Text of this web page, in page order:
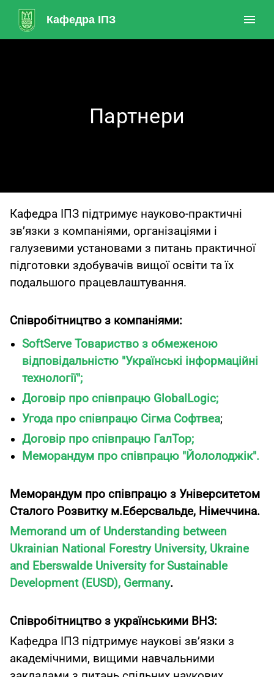
Кафедра ІПЗ
Партнери
Кафедра ІПЗ підтримує науково-практичні
зв’язки з компаніями, організаціями і
галузевими установами з питань практичної
підготовки здобувачів вищої освіти та їх
подальшого працевлаштування.
Співробітництво з компаніями:
SoftServe Товариство з обмеженою
відповідальністю "Українські інформаційні
технології";
Договір про співпрацю GlobalLogic;
Угода про співпрацю Ciгма Софтвеа;
Договір про співпрацю ГалТор;
Меморандум про співпрацю "Йололоджік".
Меморандум про співпрацю з Університетом
Сталого Розвитку м.Еберсвальде, Німеччина.
Memorand um of Understanding between
Ukrainian National Forestry University, Ukraine
and Eberswalde University for Sustainable
Development (EUSD), Germany.
Співробітництво з українськими ВНЗ:
Кафедра ІПЗ підтримує наукові зв’язки з
академічними, вищими навчальними